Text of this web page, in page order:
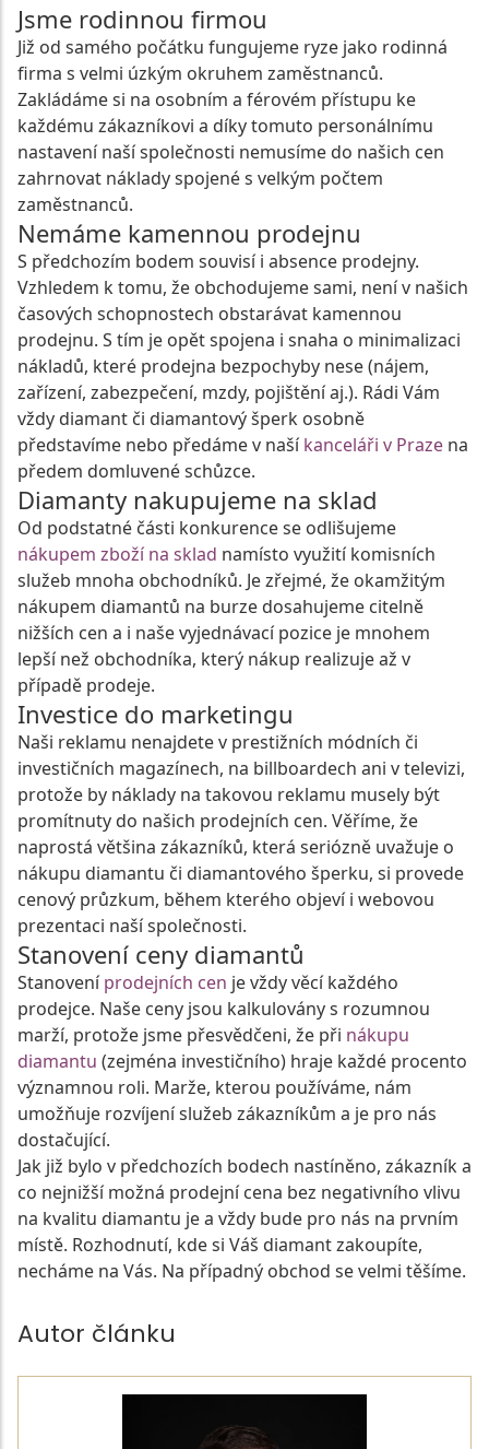
Jsme rodinnou firmou
Již od samého počátku fungujeme ryze jako rodinná
firma s velmi úzkým okruhem zaměstnanců.
Zakládáme si na osobním a férovém přístupu ke
každému zákazníkovi a díky tomuto personálnímu
nastavení naší společnosti nemusíme do našich cen
zahrnovat náklady spojené s velkým počtem
zaměstnanců.
Nemáme kamennou prodejnu
S předchozím bodem souvisí i absence prodejny.
Vzhledem k tomu, že obchodujeme sami, není v našich
časových schopnostech obstarávat kamennou
prodejnu. S tím je opět spojena i snaha o minimalizaci
nákladů, které prodejna bezpochyby nese (nájem,
zařízení, zabezpečení, mzdy, pojištění aj.). Rádi Vám
vždy diamant či diamantový šperk osobně
představíme nebo předáme v našíkanceláři v Praze na
předem domluvené schůzce.
Diamanty nakupujeme na sklad
Od podstatné části konkurence se odlišujeme
nákupem zboží na sklad namísto využití komisních
služeb mnoha obchodníků. Je zřejmé, že okamžitým
nákupem diamantů na burze dosahujeme citelně
nižších cen a i naše vyjednávací pozice je mnohem
lepší než obchodníka, který nákup realizuje až v
případě prodeje.
Investice do marketingu
Naši reklamu nenajdete v prestižních módních či
investičních magazínech, na billboardech ani v televizi,
protože by náklady na takovou reklamu musely být
promítnuty do našich prodejních cen. Věříme, že
naprostá většina zákazníků, která seriózně uvažuje o
nákupu diamantu či diamantového šperku, si provede
cenový průzkum, během kterého objeví i webovou
prezentaci naší společnosti.
Stanovení ceny diamantů
Stanoveníprodejních cen je vždy věcí každého
prodejce. Naše ceny jsou kalkulovány s rozumnou
marží, protože jsme přesvědčeni, že při nákupu
diamantu (zejména investičního) hraje každé procento
významnou roli. Marže, kterou používáme, nám
umožňuje rozvíjení služeb zákazníkům a je pro nás
dostačující.
Jak již bylo v předchozích bodech nastíněno, zákazník a
co nejnižší možná prodejní cena bez negativního vlivu
na kvalitu diamantu je a vždy bude pro nás na prvním
místě. Rozhodnutí, kde si Váš diamant zakoupíte,
necháme na Vás. Na případný obchod se velmi těšíme.
Autor článku